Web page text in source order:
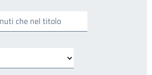
che nel titolo